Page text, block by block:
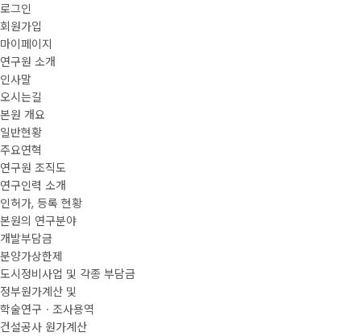
로그인
회원가입
마이페이지
연구원 소개
인사말
오시는길
본원 개요
일반현황
주요연혁
연구원 조직도
연구인력 소개
인허가, 등록 현황
본원의 연구분야
개발부담금
분양가상한제
도시정비사업 및 각종 부담금
정부원가계산 및
학술연구ㆍ조사용역
건설공사 원가계산